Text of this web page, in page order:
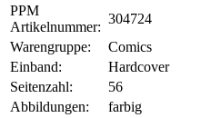
PPM
Artikelnummer:
304724
Warengruppe:
Comics
Einband:
Hardcover
Seitenzahl:
56
Abbildungen:
farbig